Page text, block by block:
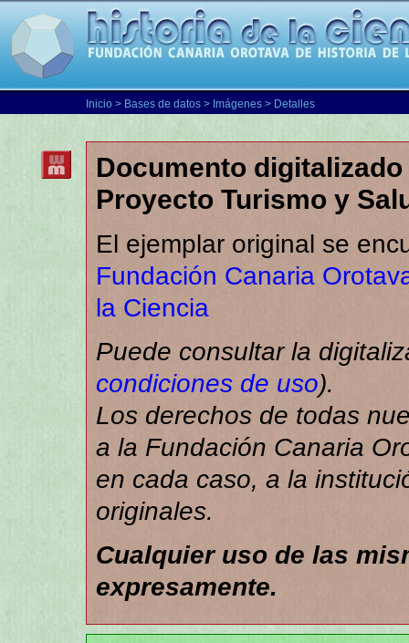
Inicio > Bases de datos > Imágenes > Detalles
Documento
Proyecto Turismo y
El ejemplar original se
Fundación Canaria
la Ciencia
Puede consultar la
condiciones de uso).
Los derechos de todas
a la Fundación Canaria
en cada caso, a la
originales.
Cualquier uso de las
expresamente.